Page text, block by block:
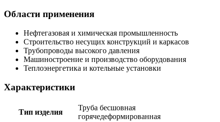
Области применения
Нефтегазовая и химическая промышленность
Строительство несущих конструкций и каркасов
Трубопроводы высокого давления
Машиностроение и производство оборудования
Теплоэнергетика и котельные установки
Характеристики
Тип изделия
Труба бесшовная
горячедеформированная